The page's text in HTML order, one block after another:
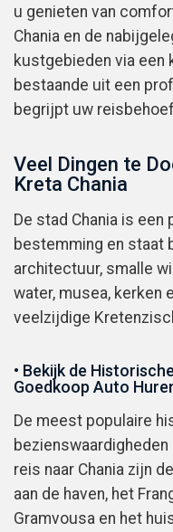
u genieten van
Chania en de
kustgebieden via
bestaande uit een
begrijpt uw
Veel Dingen te
Kreta Chania
De stad Chania is
bestemming en staat
architectuur, smalle
water, musea, kerken
veelzijdige
• Bekijk de
Goedkoop Auto
De meest populaire
reis naar Chania zijn
aan de haven, het
Gramvousa en het